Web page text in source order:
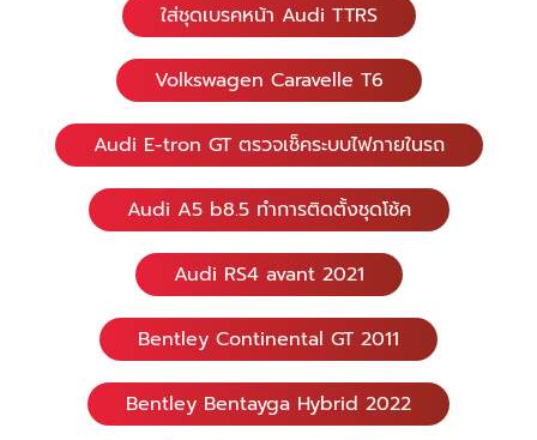
ใส่ชุดเบรคหน้า Audi TTRS
Volkswagen Caravelle T6
Audi E-tron GT ตรวจเช็คระบบไฟภายในรถ
Audi A5 b8.5 ทำการติดตั้งชุดโช้ค
Audi RS4 avant 2021
Bentley Continental GT 2011
Bentley Bentayga Hybrid 2022